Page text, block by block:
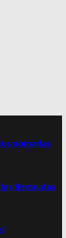
nómadas
Bermudas